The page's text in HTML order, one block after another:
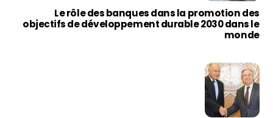
Le rôle des banques dans la promotion des
objectifs de développement durable 2030 dans le
monde